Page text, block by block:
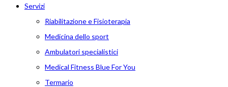
Servizi
Riabilitazione e Fisioterapia
Medicina dello sport
Ambulatori specialistici
Medical Fitness Blue For You
Termario